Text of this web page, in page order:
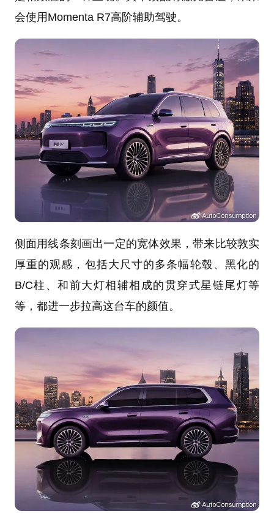
会使用Momenta R7高阶辅助驾驶。
侧面用线条刻画出一定的宽体效果，带来比较敦实
厚重的观感，包括大尺寸的多条幅轮毂、黑化的
B/C柱、和前大灯相辅相成的贯穿式星链尾灯等
等，都进一步拉高这台车的颜值。